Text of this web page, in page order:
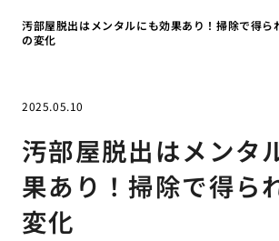
汚部屋脱出はメンタルにも効果あり！掃除で得ら
の変化
2025.05.10
汚部屋脱出はメンタ
果あり！掃除で得ら
変化